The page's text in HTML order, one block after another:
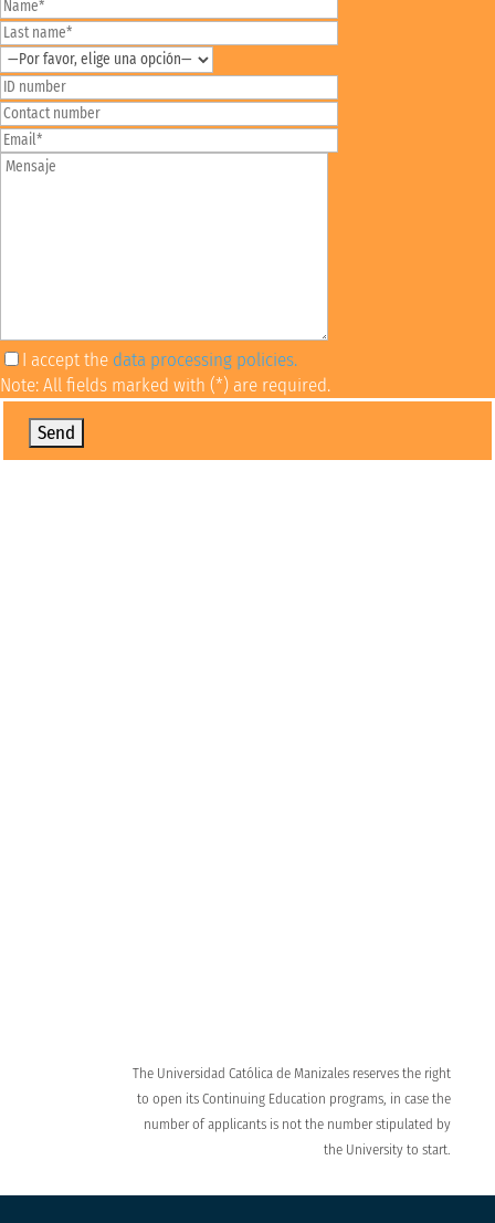
I accept the data processing policies.
Note: All fields marked with (*) are required.
The Universidad Católica de Manizales reserves the right
to open its Continuing Education programs, in case the
number of applicants is not the number stipulated by
the University to start.